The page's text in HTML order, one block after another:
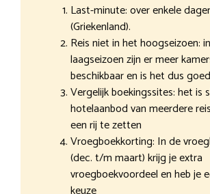
Last-minute: over enkele
(Griekenland).
Reis niet in het hoogseizoen:
laagseizoen zijn er meer
beschikbaar en is het dus
Vergelijk boekingssites: het is
hotelaanbod van meerdere
een rij te zetten
Vroegboekkorting: In de
(dec. t/m maart) krijg je extra
vroegboekvoordeel en heb je